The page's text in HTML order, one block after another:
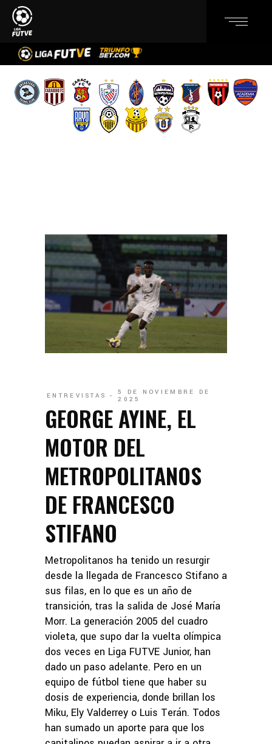
ENTREVISTAS
5 DE NOVIEMBRE DE
2025
GEORGE AYINE, EL
MOTOR DEL
METROPOLITANOS
DE FRANCESCO
STIFANO
Metropolitanos ha tenido un resurgir
desde la llegada de Francesco Stifano a
sus filas, en lo que es un año de
transición, tras la salida de José María
Morr. La generación 2005 del cuadro
violeta, que supo dar la vuelta olímpica
dos veces en Liga FUTVE Junior, han
dado un paso adelante. Pero en un
equipo de fútbol tiene que haber su
dosis de experiencia, donde brillan los
Miku, Ely Valderrey o Luis Terán. Todos
han sumado un aporte para que los